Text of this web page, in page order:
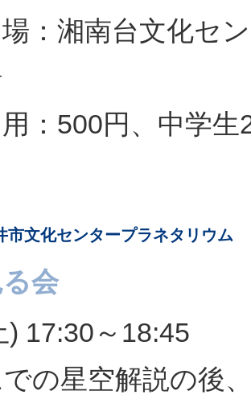
：湘南台文化セ
：500円、中学生
市文化センタープラネタリウム
会
) 17:30～18:45
での星空解説の後